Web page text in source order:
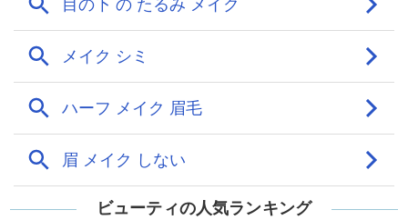
ビューティの人気ランキング